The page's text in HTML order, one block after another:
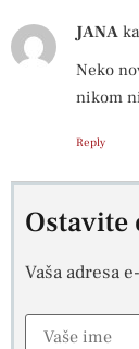
JANA
Neko
nikom
Reply
Ostavite
Vaša adresa